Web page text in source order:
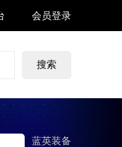
生活号
会员登录
蓝英装备